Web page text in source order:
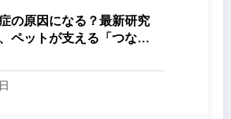
の原因になる？最新研究
ペットが支える「つなが